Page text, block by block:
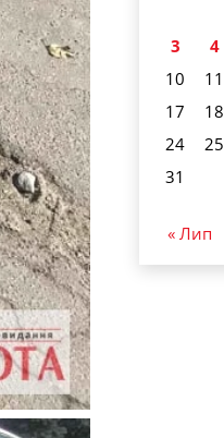
3
4
10
11
17
18
24
25
31
« Лип